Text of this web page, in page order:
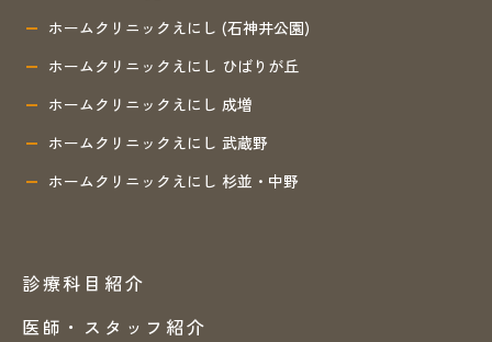
ホームクリニックえにし (石神井公園)
ホームクリニックえにし ひばりが丘
ホームクリニックえにし 成増
ホームクリニックえにし 武蔵野
ホームクリニックえにし 杉並・中野
診療科目紹介
医師・スタッフ紹介